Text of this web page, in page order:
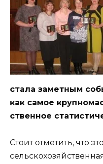
стала заметным
как самое
ственное
Стоит отметить, что